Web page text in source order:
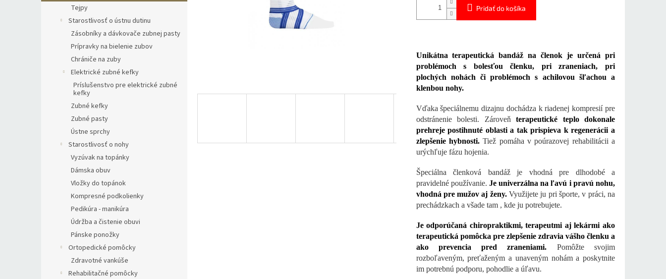
Tejpy
Starostlivosť o ústnu dutinu
Zásobníky a dávkovače zubnej pasty
Prípravky na bielenie zubov
Chrániče na zuby
Elektrické zubné kefky
Príslušenstvo pre elektrické zubné
kefky
Zubné kefky
Zubné pasty
Ústne sprchy
Starostlivosť o nohy
Vyzúvak na topánky
Dámska obuv
Vložky do topánok
Kompresné podkolienky
Pedikúra - manikúra
Údržba a čistenie obuvi
Pánske ponožky
Ortopedické pomôcky
Zdravotné vankúše
Rehabilitačné pomôcky
Pridať do košíka
Unikátna terapeutická bandáž na členok je určená pri
problémoch s bolesťou členku, pri zraneniach, pri
plochých nohách či problémoch s achilovou šľachou a
klenbou nohy.
Vďaka špeciálnemu dizajnu dochádza k riadenej kompresií pre
odstránenie bolesti. Zároveň terapeutické teplo dokonale
prehreje postihnuté oblasti a tak prispieva k regenerácii a
zlepšenie hybnosti. Tiež pomáha v poúrazovej rehabilitácii a
urýchľuje fázu hojenia.
Špeciálna členková bandáž je vhodná pre dlhodobé a
pravidelné používanie. Je univerzálna na ľavú i pravú nohu,
vhodná pre mužov aj ženy.Využijete ju pri športe, v práci, na
prechádzkach a všade tam , kde ju potrebujete.
Je odporúčaná chiropraktikmi, terapeutmi aj lekármi ako
terapeutická pomôcka pre zlepšenie zdravia vášho členku a
ako prevencia pred zraneniami. Pomôžte svojim
rozboľaveným, preťaženým a unaveným nohám a poskytnite
im potrebnú podporu, pohodlie a úľavu.